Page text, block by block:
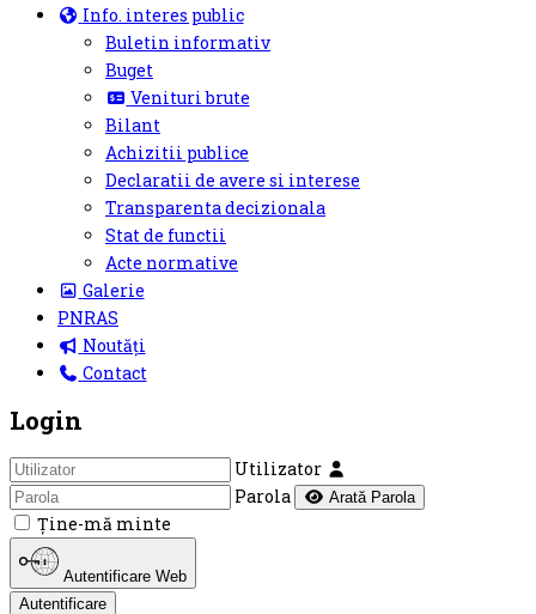
Info. interes public
Buletin informativ
Buget
Venituri brute
Bilant
Achizitii publice
Declaratii de avere si interese
Transparenta decizionala
Stat de functii
Acte normative
Galerie
PNRAS
Noutăți
Contact
Login
Utilizator
Parola
Arată Parola
Ţine-mă minte
Autentificare Web
Autentificare